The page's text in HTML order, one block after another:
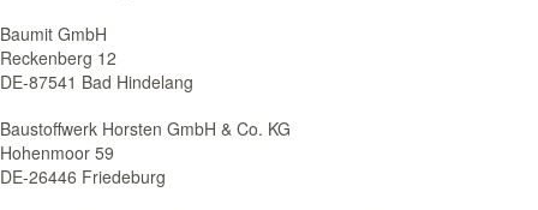
Baumit GmbH
Reckenberg 12
DE-87541 Bad Hindelang
Baustoffwerk Horsten GmbH & Co. KG
Hohenmoor 59
DE-26446 Friedeburg